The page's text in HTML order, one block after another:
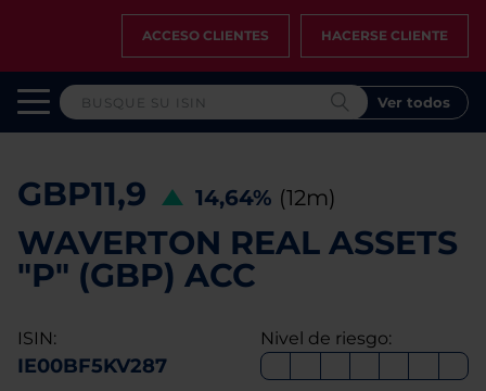
ACCESO CLIENTES HACERSE CLIENTE
Ver todos
GBP11,9 14,64% (12m)
WAVERTON REAL ASSETS
"P" (GBP) ACC
ISIN:
IE00BF5KV287
Nivel de riesgo: